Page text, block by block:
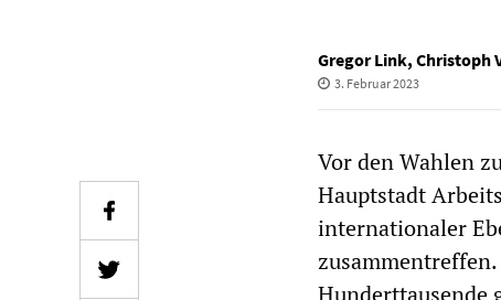
Gregor Link, Christoph
3. Februar 2023
Vor den Wahlen
Hauptstadt
internationaler
Hunderttausende